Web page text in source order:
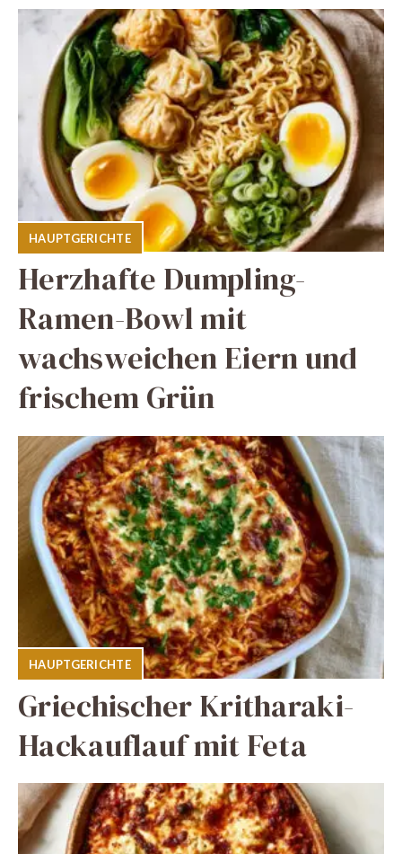
HAUPTGERICHTE
Herzhafte Dumpling-
Ramen-Bowl mit
wachsweichen Eiern und
frischem Grün
HAUPTGERICHTE
Griechischer Kritharaki-
Hackauflauf mit Feta